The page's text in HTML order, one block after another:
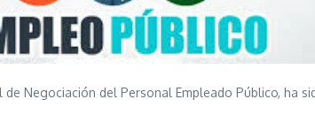
Negociación del Personal Empleado Público, ha